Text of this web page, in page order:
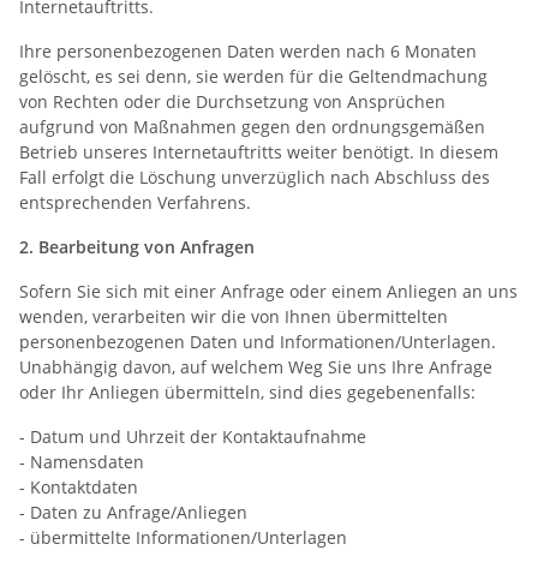
Internetauftritts.
Ihre personenbezogenen Daten werden nach 6 Monaten
gelöscht, es sei denn, sie werden für die Geltendmachung
von Rechten oder die Durchsetzung von Ansprüchen
aufgrund von Maßnahmen gegen den ordnungsgemäßen
Betrieb unseres Internetauftritts weiter benötigt. In diesem
Fall erfolgt die Löschung unverzüglich nach Abschluss des
entsprechenden Verfahrens.
2. Bearbeitung von Anfragen
Sofern Sie sich mit einer Anfrage oder einem Anliegen an uns
wenden, verarbeiten wir die von Ihnen übermittelten
personenbezogenen Daten und Informationen/Unterlagen.
Unabhängig davon, auf welchem Weg Sie uns Ihre Anfrage
oder Ihr Anliegen übermitteln, sind dies gegebenenfalls:
- Datum und Uhrzeit der Kontaktaufnahme
- Namensdaten
- Kontaktdaten
- Daten zu Anfrage/Anliegen
- übermittelte Informationen/Unterlagen